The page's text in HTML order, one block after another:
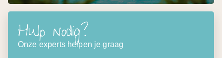
Hulp nodig?
Onze experts helpen je graag